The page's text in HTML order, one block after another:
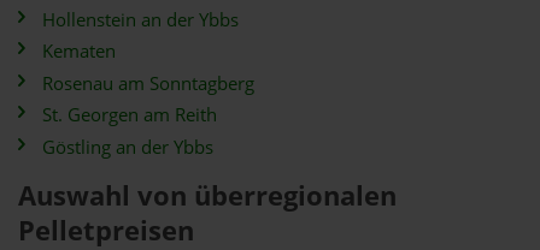
Hollenstein an der Ybbs
Kematen
Rosenau am Sonntagberg
St. Georgen am Reith
Göstling an der Ybbs
Auswahl von überregionalen
Pelletpreisen